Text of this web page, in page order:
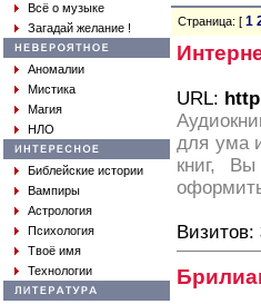
Всё о музыке
Загадай желание !
Аномалии
Мистика
Магия
НЛО
Библейские истории
Вампиры
Астрология
Психология
Твоё имя
Технологии
Страница: [ 1
URL:
для ума
книг,
Визитов: